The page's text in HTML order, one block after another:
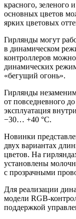
красного, зеленого
основных цветов
ярких цветовых
Гирлянды могут
в динамическом
контроллеров
динамических
«бегущий огонь».
Гирлянды
от повседневного
эксплуатация
−30… +40 °C.
Новинки
двух вариантах
цветов. На
установлены
с прозрачными
Для реализации
модели RGB-
поддержкой